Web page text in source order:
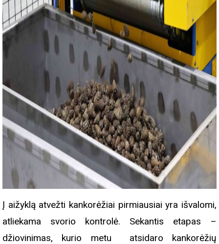
Į aižyklą atvežti kankorėžiai pirmiausiai yra išvalomi,
atliekama svorio kontrolė. Sekantis etapas –
džiovinimas, kurio metu atsidaro kankorėžių